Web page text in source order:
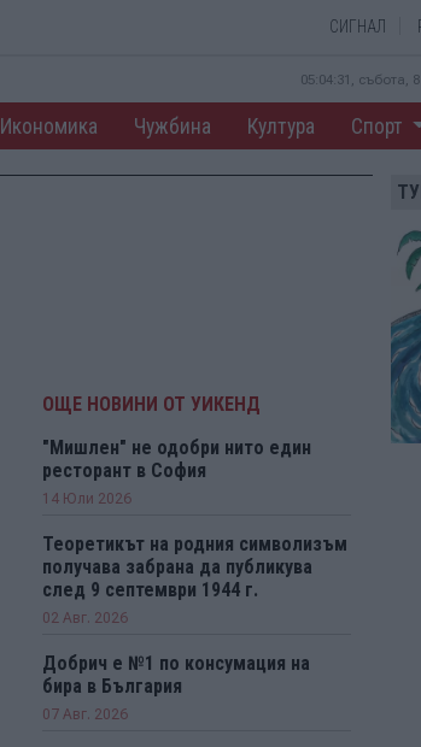
СИГНАЛ
05:04:32, събота, 8
Икономика Чужбина Култура Спорт
ОЩЕ НОВИНИ ОТ УИКЕНД
"Мишлен" не одобри нито един
ресторант в София
14 Юли 2026
Теоретикът на родния символизъм
получава забрана да публикува
след 9 септември 1944 г.
02 Авг. 2026
Добрич е №1 по консумация на
бира в България
07 Авг. 2026